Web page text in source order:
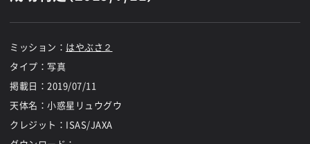
ミッション： はやぶさ２
タイプ：写真
掲載日： 2019/07/11
天体名：小惑星リュウグウ
クレジット：ISAS/JAXA